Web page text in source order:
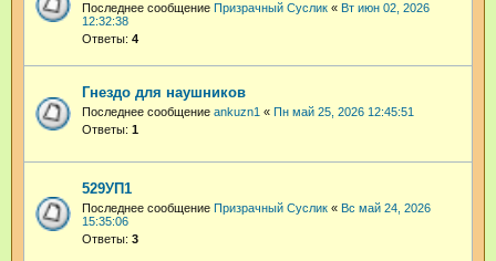
Последнее сообщение Призрачный Суслик « Вт июн 02, 2026
12:32:38
Ответы: 4
Гнездо для наушников
Последнее сообщение ankuzn1 « Пн май 25, 2026 12:45:51
Ответы: 1
529УП1
Последнее сообщение Призрачный Суслик « Вс май 24, 2026
15:35:06
Ответы: 3